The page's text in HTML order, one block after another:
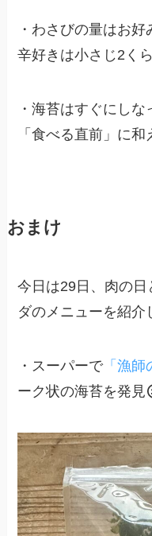
・わさびの量はお
辛好きは小さじ2く
・海苔はすぐにし
「食べる直前」に和
おまけ
今日は29日、肉の
ダのメニューを紹介
・スーパーで「漁師
ーク状の海苔を発見